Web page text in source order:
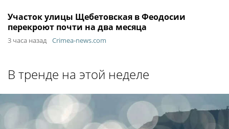
Участок улицы Щебетовская в Феодосии
перекроют почти на два месяца
3 часа назад Crimea-news.com
В тренде на этой неделе